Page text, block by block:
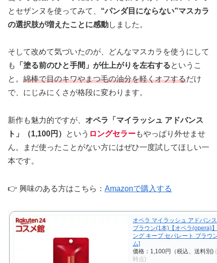
とセザンヌを使ってみて、 “パンダ目にならない”マスカラ
の選択肢が増えたことに感動しました。
そして改めて気づいたのが、どんなマスカラを使うにして
も
「塗る前のひと手間」が仕上がりを左右するというこ
と。 綿棒で目のキワやまつ毛の油分を軽くオフするだけ
で、にじみにくさが格段に変わります。
新作も魅力的ですが、 オペラ「マイラッシュ アドバンス
ト」（1,100円）
という ロングセラーもやっぱり外せませ
ん。まだ使ったことがない方にはぜひ一度試してほしい一
本です。
👉 興味のある方はこちら： Amazonで購入する
オペラ マイラッシュ アドバン
ブラウン(1本)【オペラ(opera)
ング キープ セパレート ブラウ
ム]
価格：1,100円（税込、送料別)
時点)